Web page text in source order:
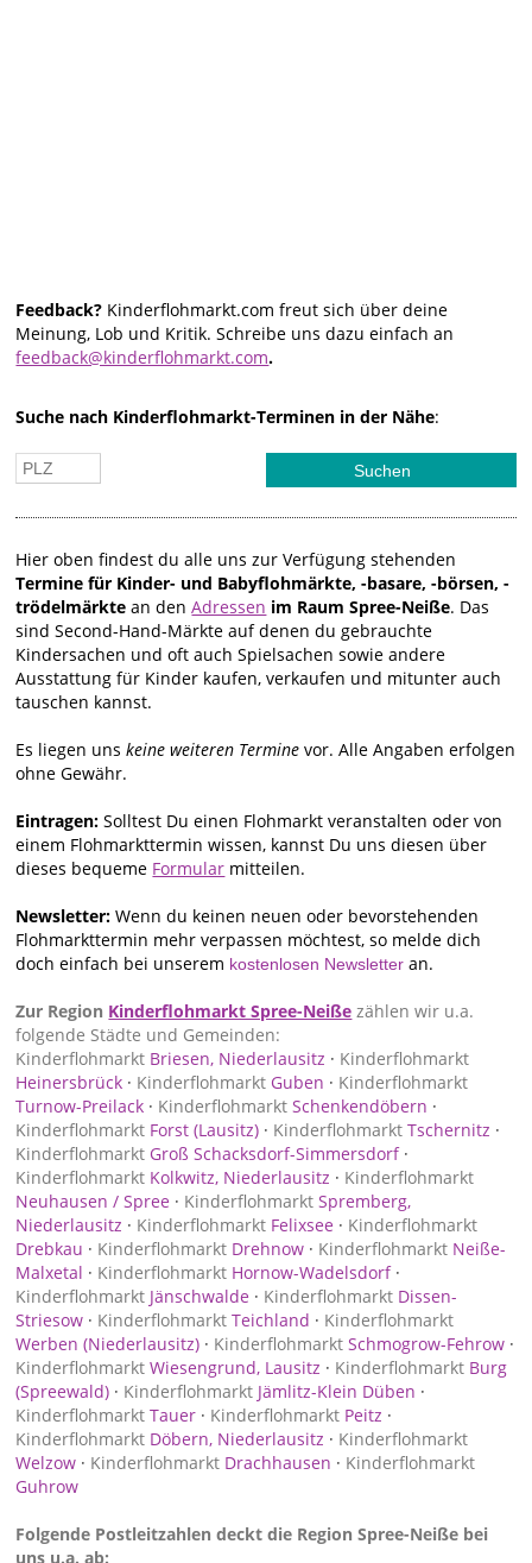
Feedback? Kinderflohmarkt.com freut sich über deine
Meinung, Lob und Kritik. Schreibe uns dazu einfach an
feedback@kinderflohmarkt.com.
Suche nach Kinderflohmarkt-Terminen in der Nähe:
Hier oben findest du alle uns zur Verfügung stehenden
Termine für Kinder- und Babyflohmärkte, -basare, -börsen, -
trödelmärkte an denAdressen im Raum Spree-Neiße. Das
sind Second-Hand-Märkte auf denen du gebrauchte
Kindersachen und oft auch Spielsachen sowie andere
Ausstattung für Kinder kaufen, verkaufen und mitunter auch
tauschen kannst.
Es liegen unskeine weiteren Termine vor. Alle Angaben erfolgen
ohne Gewähr.
Eintragen:Solltest Du einen Flohmarkt veranstalten oder von
einem Flohmarkttermin wissen, kannst Du uns diesen über
dieses bequeme Formular mitteilen.
Newsletter: Wenn du keinen neuen oder bevorstehenden
Flohmarkttermin mehr verpassen möchtest, so melde dich
doch einfach bei unserem kostenlosen Newsletter an.
Zur Region Kinderflohmarkt Spree-Neiße zählen wir u.a.
folgende Städte und Gemeinden:
Kinderflohmarkt Briesen, Niederlausitz · Kinderflohmarkt
Heinersbrück · Kinderflohmarkt Guben · Kinderflohmarkt
Turnow-Preilack · Kinderflohmarkt Schenkendöbern ·
Kinderflohmarkt Forst (Lausitz) · Kinderflohmarkt Tschernitz ·
Kinderflohmarkt Groß Schacksdorf-Simmersdorf·
Kinderflohmarkt Kolkwitz, Niederlausitz · Kinderflohmarkt
Neuhausen / Spree · Kinderflohmarkt Spremberg,
Niederlausitz · Kinderflohmarkt Felixsee · Kinderflohmarkt
Drebkau · Kinderflohmarkt Drehnow · Kinderflohmarkt Neiße-
Malxetal · Kinderflohmarkt Hornow-Wadelsdorf·
Kinderflohmarkt Jänschwalde · Kinderflohmarkt Dissen-
Striesow · Kinderflohmarkt Teichland · Kinderflohmarkt
Werben (Niederlausitz) · Kinderflohmarkt Schmogrow-Fehrow ·
Kinderflohmarkt Wiesengrund, Lausitz · Kinderflohmarkt Burg
(Spreewald) · Kinderflohmarkt Jämlitz-Klein Düben ·
Kinderflohmarkt Tauer · Kinderflohmarkt Peitz ·
Kinderflohmarkt Döbern, Niederlausitz · Kinderflohmarkt
Welzow · Kinderflohmarkt Drachhausen · Kinderflohmarkt
Guhrow
Folgende Postleitzahlen deckt die Region Spree-Neiße bei
uns u.a. ab: